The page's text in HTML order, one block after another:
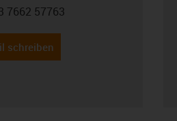
phone
7662 57763
schreiben